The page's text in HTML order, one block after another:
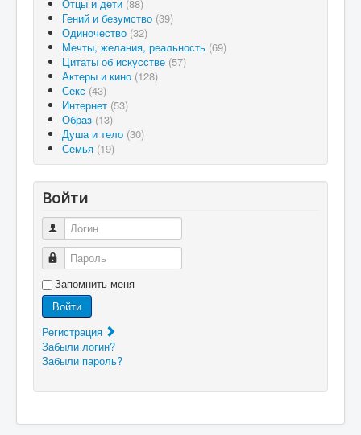
Отцы и дети (88)
Гений и безумство (39)
Одиночество (32)
Мечты, желания, реальность (69)
Цитаты об искусстве (57)
Актеры и кино (128)
Секс (43)
Интернет (53)
Образ (13)
Душа и тело (30)
Семья (19)
Войти
Логин
Пароль
Запомнить меня
Войти
Регистрация
Забыли логин?
Забыли пароль?